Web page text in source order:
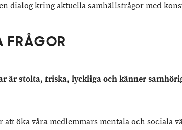
dialog kring aktuella samhällsfrågor med
FRÅGOR
är stolta, friska, lyckliga och känner
att öka våra medlemmars mentala och sociala